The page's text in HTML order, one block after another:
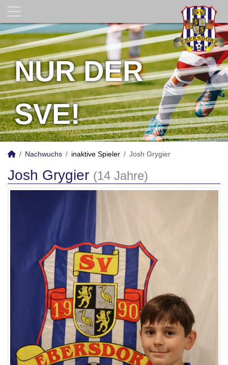
NUR DER
SVE!
Nachwuchs inaktive Spieler Josh Grygier
Josh Grygier (14 Jahre)